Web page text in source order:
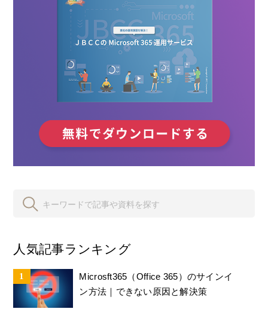
人気記事ランキング
Microsft365（Office 365）のサインイ
ン方法｜できない原因と解決策